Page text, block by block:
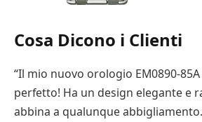
Cosa Dicono i Clienti
“Il mio nuovo orologio EM0890-
perfetto! Ha un design elegante e
abbina a qualunque